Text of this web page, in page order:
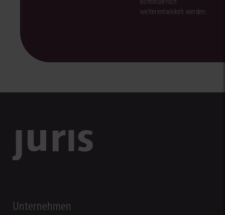
kontinuierlich
weiterentwickelt werden.
Unternehmen